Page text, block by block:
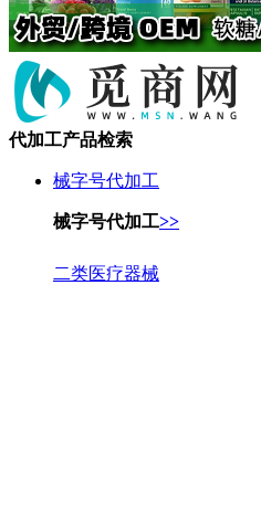
代加工产品检索
械字号代加工
械字号代加工>>
二类医疗器械